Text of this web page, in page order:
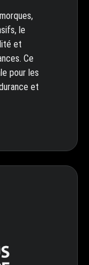
le
et
Ce
pour les
et